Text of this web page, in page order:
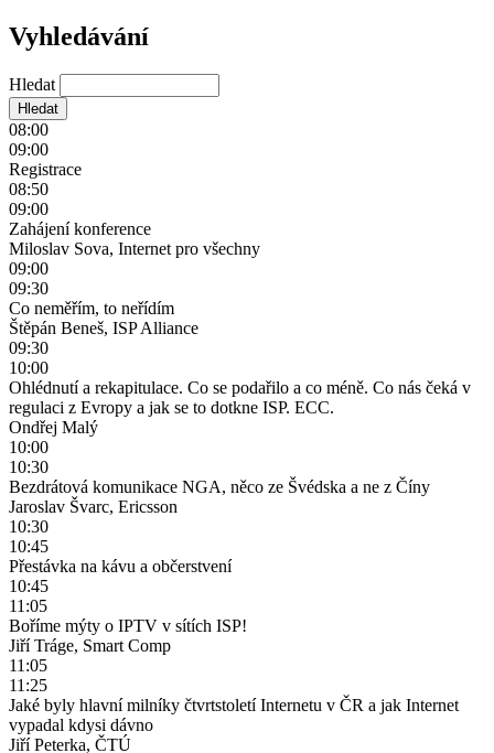
Vyhledávání
Hledat
08:00
09:00
Registrace
08:50
09:00
Zahájení konference
Miloslav Sova, Internet pro všechny
09:00
09:30
Co neměřím, to neřídím
Štěpán Beneš, ISP Alliance
09:30
10:00
Ohlédnutí a rekapitulace. Co se podařilo a co méně. Co nás čeká v
regulaci z Evropy a jak se to dotkne ISP. ECC.
Ondřej Malý
10:00
10:30
Bezdrátová komunikace NGA, něco ze Švédska a ne z Číny
Jaroslav Švarc, Ericsson
10:30
10:45
Přestávka na kávu a občerstvení
10:45
11:05
Boříme mýty o IPTV v sítích ISP!
Jiří Tráge, Smart Comp
11:05
11:25
Jaké byly hlavní milníky čtvrtstoletí Internetu v ČR a jak Internet
vypadal kdysi dávno
Jiří Peterka, ČTÚ